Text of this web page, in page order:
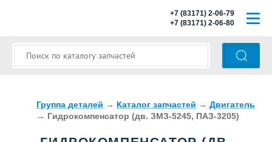
Группа деталей → Каталог запчастей → Двигатель
→ Гидрокомпенсатор (дв. ЗМЗ-5245, ПАЗ-3205)
+7 (83171) 2-06-79
+7 (83171) 2-06-80
КАТАЛОГ ЗАПЧАСТЕЙ